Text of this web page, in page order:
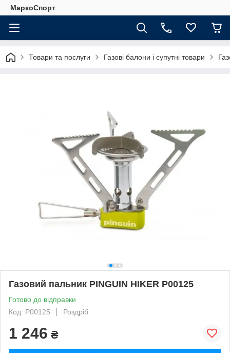
МаркоСпорт
Товари та послуги Газові балони і супутні товари
Газовий пальник PINGUIN HIKER P00125
Готово до відправки
Код: P00125
Роздріб
1 246 ₴